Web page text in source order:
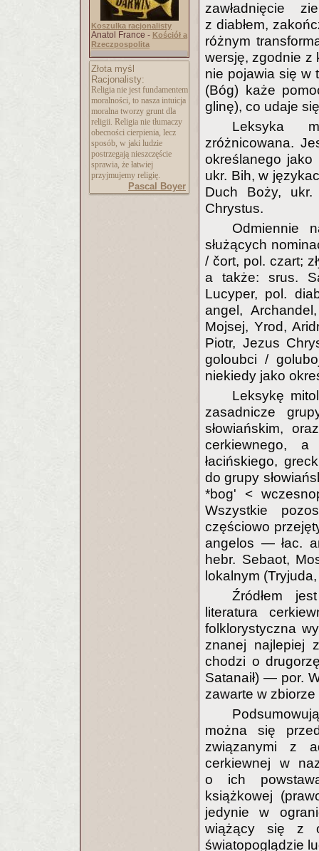
Koszulka racjonalisty
Anatol France - Kościół a
Rzeczpospolita
Złota myśl
Racjonalisty:
Religia nie jest fundamentem
moralności, to nasza intuicja
moralna tworzy grunt dla
religii. Religia nie tłumaczy
obecności cierpienia, lecz
sposób, w jaki ludzie
postrzegają nieszczęście
sprawia, że łatwiej
przyjmujemy religię.
Pascal Boyer
zawładnięcie
z diabłem,
różnym
wersję, zgodnie z
nie pojawia się w
(Bóg) każe
glinę), co udaje
Leksyka
zróżnicowana.
określanego jako
ukr. Bih, w
Duch Boży,
Chrystus.
Odmiennie
służących
/ čort, pol. czart;
a także: srus.
Lucyper, pol.
angel,
Mojsej, Yrod,
Piotr, Jezus
goloubci /
niekiedy jako
Leksykę
zasadnicze
słowiańskim,
cerkiewnego,
łacińskiego,
do grupy
*bog' <
Wszystkie
częściowo
angelos — łac.
hebr. Sebaot,
lokalnym
Źródłem
literatura
folklorystyczna
znanej najlepiej
chodzi o
Satanaił) — por.
zawarte w
można się
związanymi z
cerkiewnej w
o ich
książkowej
jedynie w
wiążący się z
światopoglądzie